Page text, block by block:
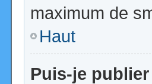
maximum de
Haut
Puis-je